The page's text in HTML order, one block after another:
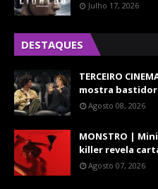
Julho 17, 2026
DESTAQUES
TERCEIRO
mostra
Agosto 08, 2026
MONSTRO |
killer revela
Agosto 07, 2026